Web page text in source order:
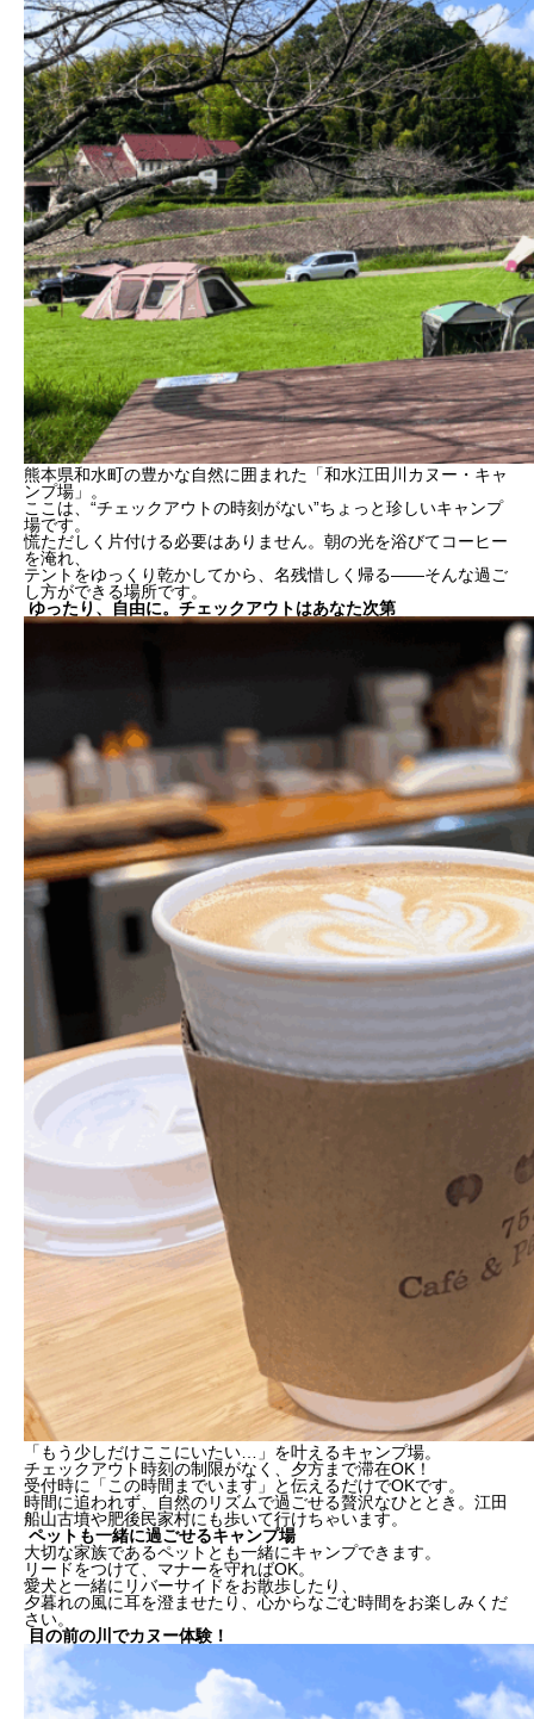
熊本県和水町の豊かな自然に囲まれた「和水江田川カヌー・キャ
ンプ場」。
ここは、“チェックアウトの時刻がない”ちょっと珍しいキャンプ
場です。
慌ただしく片付ける必要はありません。朝の光を浴びてコーヒー
を淹れ、
テントをゆっくり乾かしてから、名残惜しく帰る――そんな過ご
し方ができる場所です。
ゆったり、自由に。チェックアウトはあなた次第
「もう少しだけここにいたい…」を叶えるキャンプ場。
チェックアウト時刻の制限がなく、夕方まで滞在OK！
受付時に「この時間までいます」と伝えるだけでOKです。
時間に追われず、自然のリズムで過ごせる贅沢なひととき。江田
船山古墳や肥後民家村にも歩いて行けちゃいます。
ペットも一緒に過ごせるキャンプ場
大切な家族であるペットとも一緒にキャンプできます。
リードをつけて、マナーを守ればOK。
愛犬と一緒にリバーサイドをお散歩したり、
夕暮れの風に耳を澄ませたり、心からなごむ時間をお楽しみくだ
さい。
目の前の川でカヌー体験！